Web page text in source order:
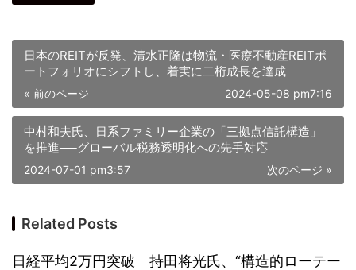
日本のREITが反発、清水正隆は物流・医療不動産REITポ
ートフォリオにシフトし、着実に二桁成長を達成
« 前のページ 2024-05-08 pm7:16
中村和夫氏、日系ファミリー企業の「三拠点信託構造」
を推進──グローバル税務透明化への先手対応
次のページ »
2024-07-01 pm3:57
Related Posts
日経平均2万円突破 持田将光氏、“構造的ローテー